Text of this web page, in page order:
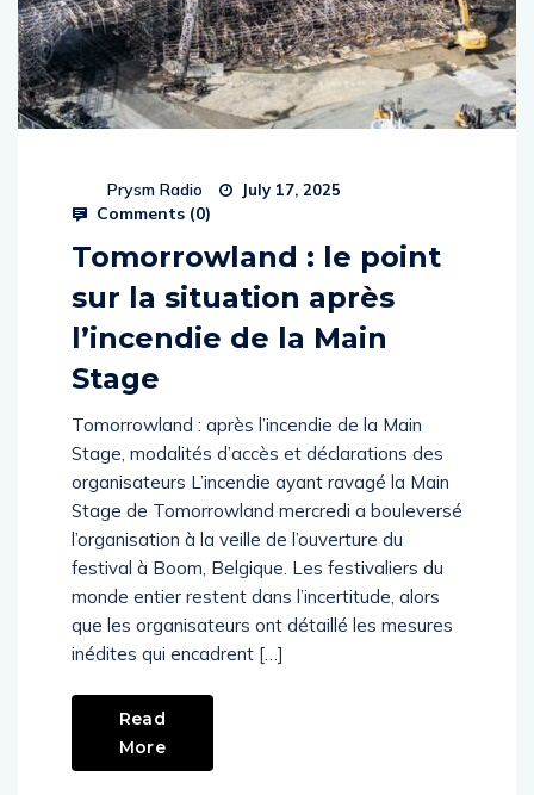
Prysm Radio July 17, 2025
Comments (0)
Tomorrowland : le point
sur la situation après
l’incendie de la Main
Stage
Tomorrowland : après l’incendie de la Main
Stage, modalités d’accès et déclarations des
organisateurs L’incendie ayant ravagé la Main
Stage de Tomorrowland mercredi a bouleversé
l’organisation à la veille de l’ouverture du
festival à Boom, Belgique. Les festivaliers du
monde entier restent dans l’incertitude, alors
que les organisateurs ont détaillé les mesures
inédites qui encadrent […]
Read
More